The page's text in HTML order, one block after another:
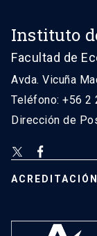
Instituto
Facultad de
Avda. Vicuña
Teléfono: +56 2
Dirección de
ACREDITACIÓN